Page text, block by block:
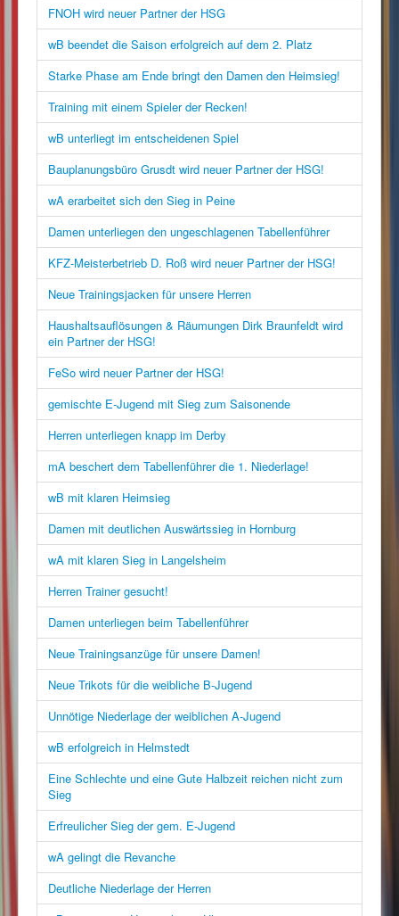
FNOH wird neuer Partner der HSG
wB beendet die Saison erfolgreich auf dem 2. Platz
Starke Phase am Ende bringt den Damen den Heimsieg!
Training mit einem Spieler der Recken!
wB unterliegt im entscheidenen Spiel
Bauplanungsbüro Grusdt wird neuer Partner der HSG!
wA erarbeitet sich den Sieg in Peine
Damen unterliegen den ungeschlagenen Tabellenführer
KFZ-Meisterbetrieb D. Roß wird neuer Partner der HSG!
Neue Trainingsjacken für unsere Herren
Haushaltsauflösungen & Räumungen Dirk Braunfeldt wird
ein Partner der HSG!
FeSo wird neuer Partner der HSG!
gemischte E-Jugend mit Sieg zum Saisonende
Herren unterliegen knapp im Derby
mA beschert dem Tabellenführer die 1. Niederlage!
wB mit klaren Heimsieg
Damen mit deutlichen Auswärtssieg in Hornburg
wA mit klaren Sieg in Langelsheim
Herren Trainer gesucht!
Damen unterliegen beim Tabellenführer
Neue Trainingsanzüge für unsere Damen!
Neue Trikots für die weibliche B-Jugend
Unnötige Niederlage der weiblichen A-Jugend
wB erfolgreich in Helmstedt
Eine Schlechte und eine Gute Halbzeit reichen nicht zum
Sieg
Erfreulicher Sieg der gem. E-Jugend
wA gelingt die Revanche
Deutliche Niederlage der Herren